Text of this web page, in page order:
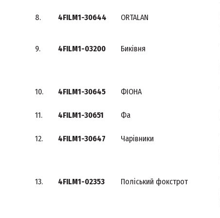
8. 4FILM1-30644 ORTALAN
9. 4FILM1-03200 Биківня
10. 4FILM1-30645 ФІОНА
11. 4FILM1-30651 Фа
12. 4FILM1-30647 Чарівники
13. 4FILM1-02353 Поліський фокстрот